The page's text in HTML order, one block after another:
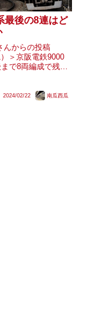
最後の8連はど
んからの投稿
）＞京阪電鉄9000
で8両編成で残っ
脱車しているとも捉
2024/02/22 南瓜西瓜